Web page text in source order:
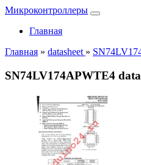
Микроконтроллеры
Главная
Главная » datasheet »
SN74LV174APWTE4